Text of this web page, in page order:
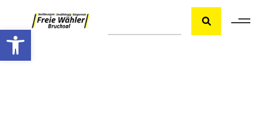
Werkzeugleiste öffnen